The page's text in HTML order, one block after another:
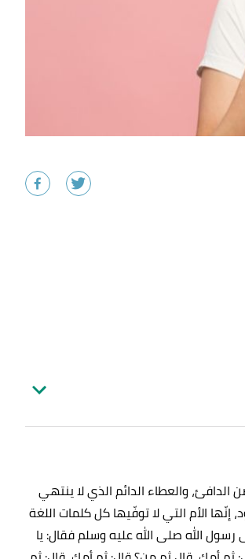
والعطاء الدائم الذي لا ينتهي
الأم التي لا توفّيها كل كلمات اللغة
رسول الله صلى الله عليه وسلم فقال: يا